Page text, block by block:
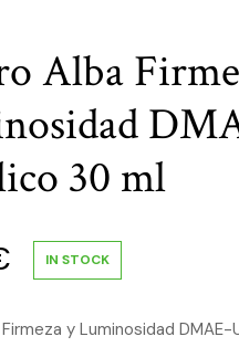
Alba
30 ml
IN STOCK
y Luminosidad